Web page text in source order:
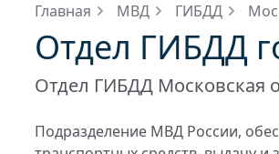
Главная МВД ГИБДД
Отдел ГИБДД
Отдел ГИБДД Московская
Подразделение МВД России,